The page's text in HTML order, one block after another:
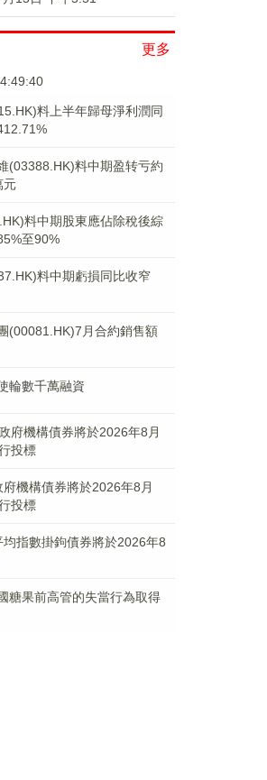
更多
料上半年歸母淨利潤同
(03388.HK)料中期盈转亏約
元
料中期股東應佔除稅後綜
至90%
料中期虧損同比收窄
(00081.HK)7月合約銷售額
輪數千萬融資
府機構債券將於2026年8月
投標
機構債券將於2026年8月
投標
指數掛鉤債券將於2026年8
糖果前高管的失當行為取得